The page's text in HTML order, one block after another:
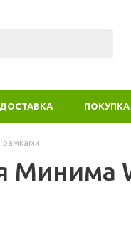
ДОСТАВКА
рамками
Минима